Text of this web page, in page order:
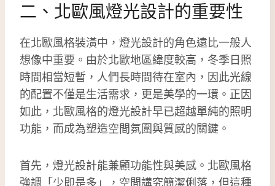
二、北歐風燈光設計的重要性
在北歐風格裝潢中，燈光設計的角色遠比一般人
想像中重要。由於北歐地區緯度較高，冬季日照
時間相當短暫，人們長時間待在室內，因此光線
的配置不僅是生活需求，更是美學的一環。正因
如此，北歐風格的燈光設計早已超越單純的照明
功能，而成為塑造空間氛圍與質感的關鍵。
首先，燈光設計能兼顧功能性與美感。北歐風格
強調「少即是多」，空間講究簡潔俐落，但這種